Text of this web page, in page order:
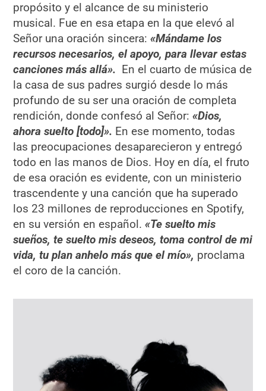
propósito y el alcance de su ministerio
musical. Fue en esa etapa en la que elevó al
Señor una oración sincera:«Mándame los
recursos necesarios, el apoyo, para llevar estas
canciones más allá». En el cuarto de música de
la casa de sus padres surgió desde lo más
profundo de su ser una oración de completa
rendición, donde confesó al Señor:«Dios,
ahora suelto [todo]». En ese momento, todas
las preocupaciones desaparecieron y entregó
todo en las manos de Dios. Hoy en día, el fruto
de esa oración es evidente, con un ministerio
trascendente y una canción que ha superado
los 23 millones de reproducciones en Spotify,
en su versión en español.«Te suelto mis
sueños, te suelto mis deseos, toma control de mi
vida, tu plan anhelo más que el mío», proclama
el coro de la canción.